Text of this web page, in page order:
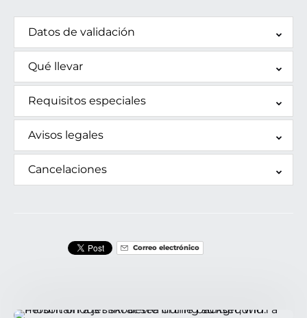
Datos de validación
Qué llevar
Requisitos especiales
Avisos legales
Cancelaciones
Correo electrónico